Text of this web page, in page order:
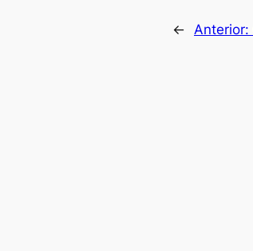
← Anterior: